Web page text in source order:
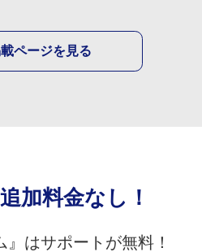
ページを見る
加料金なし！
』はサポートが無料！